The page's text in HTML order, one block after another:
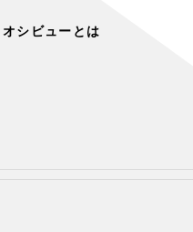
オシビューとは